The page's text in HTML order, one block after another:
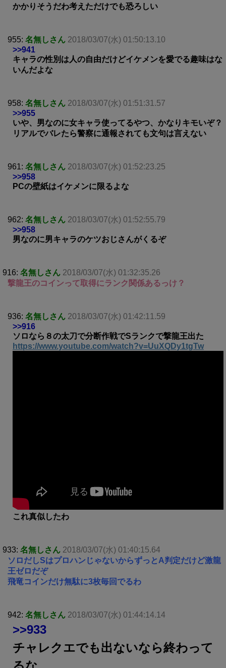
かかりそうだわ考えただけでも恐ろしい
955: 名無しさん 2018/03/07(水) 01:50:13.10
>>941
キャラの性別は人の自由だけどイケメンを愛でる趣味はな
いんだよな
958: 名無しさん 2018/03/07(水) 01:51:31.57
>>955
いや、男なのに女キャラ使ってるやつ、かなりキモいぞ？
リアルでバレたら警察に通報されても文句は言えない
961: 名無しさん 2018/03/07(水) 01:52:23.25
>>958
PCの壁紙はイケメンに限るよな
962: 名無しさん 2018/03/07(水) 01:52:55.79
>>958
男なのに男キャラのケツおじさんがくるぞ
916: 名無しさん 2018/03/07(水) 01:32:35.26
撃龍王のコインって取得にランク関係あるっけ？
936: 名無しさん 2018/03/07(水) 01:42:11.59
>>916
ソロなら８の太刀で分断作戦でSランクで撃龍王出た
https://www.youtube.com/watch?v=UuXQDy1tgTw
これ真似したわ
933: 名無しさん 2018/03/07(水) 01:40:15.64
ソロだしSはプロハンじゃないからずっとA判定だけど激龍
王ゼロだぞ
飛竜コインだけ無駄に3枚毎回でるわ
942: 名無しさん 2018/03/07(水) 01:44:14.14
>>933
チャレクエでも出ないなら終わって